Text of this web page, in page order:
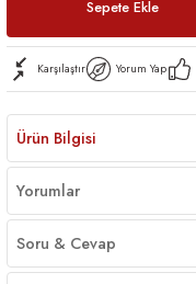
Sepete Ekle
Karşılaştır Yorum Yap
Ürün Bilgisi
Yorumlar
Soru & Cevap